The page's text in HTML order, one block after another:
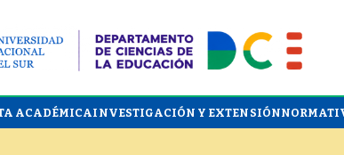
ACADÉMICAINVESTIGACIÓN Y EXTENSIÓN